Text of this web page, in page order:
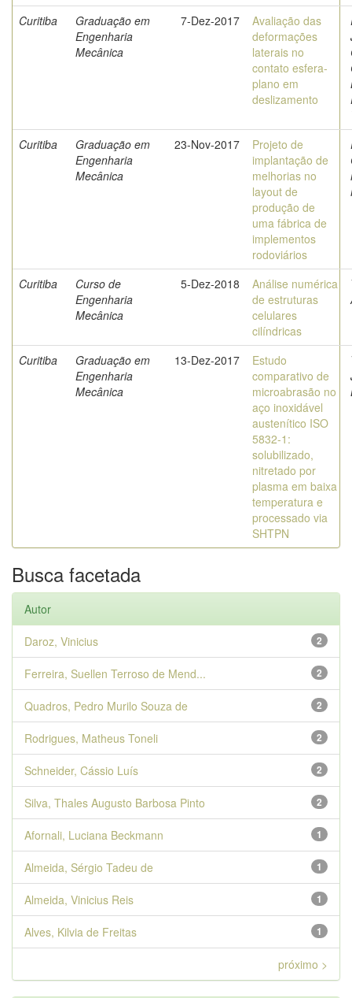
Curitiba
Graduação em
Engenharia
Mecânica
7-Dez-2017
Avaliação das
deformações
laterais no
contato esfera-
plano em
deslizamento
Curitiba
Graduação em
Engenharia
Mecânica
23-Nov-2017
Projeto de
implantação de
melhorias no
layout de
produção de
uma fábrica de
implementos
rodoviários
Curitiba
Curso de
Engenharia
Mecânica
5-Dez-2018
Análise numérica
de estruturas
celulares
cilíndricas
Curitiba
Graduação em
Engenharia
Mecânica
13-Dez-2017
Estudo
comparativo de
microabrasão no
aço inoxidável
austenítico ISO
5832-1:
solubilizado,
nitretado por
plasma em baixa
temperatura e
processado via
SHTPN
Busca facetada
Autor
2
Daroz, Vinicius
2
Ferreira, Suellen Terroso de Mend...
2
Quadros, Pedro Murilo Souza de
2
Rodrigues, Matheus Toneli
2
Schneider, Cássio Luís
2
Silva, Thales Augusto Barbosa Pinto
1
Afornali, Luciana Beckmann
1
Almeida, Sérgio Tadeu de
1
Almeida, Vinicius Reis
1
Alves, Kilvia de Freitas
próximo >